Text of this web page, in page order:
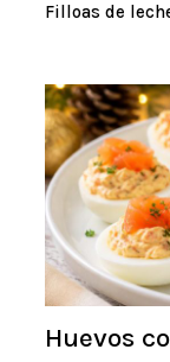
Filloas de
Huevos